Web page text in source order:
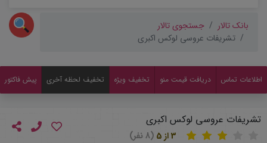
بانک تالار
جستجوی تالار
تشریفات عروسی لوکس اکبری
اطلاعات تماس دریافت قیمت منو تخفیف ویژه تخفیف لحظه آخری پیش فاکتور
تشریفات عروسی لوکس اکبری
(8 نفر)